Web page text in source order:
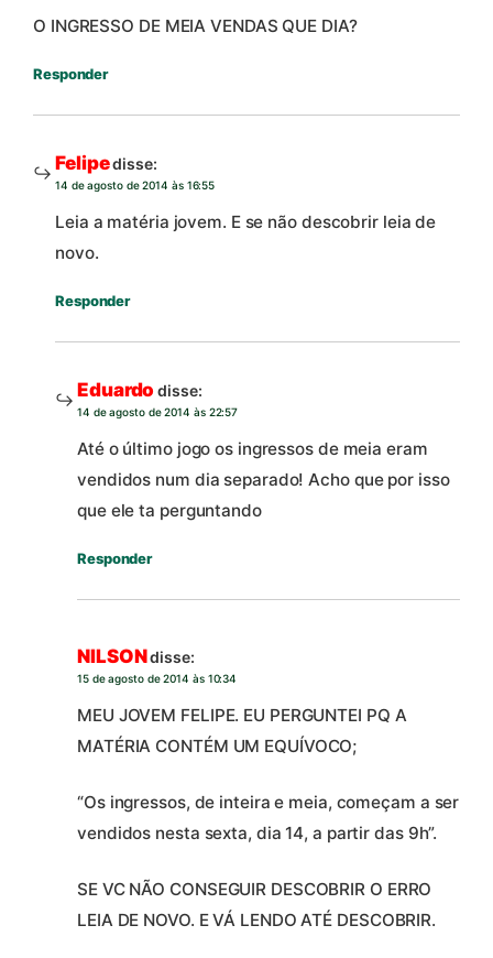
O INGRESSO DE MEIA VENDAS QUE DIA?
Responder
Felipedisse:
14 de agosto de 2014 às 16:55
Leia a matéria jovem. E se não descobrir leia de
novo.
Responder
Eduardo disse:
14 de agosto de 2014 às 22:57
Até o último jogo os ingressos de meia eram
vendidos num dia separado! Acho que por isso
que ele ta perguntando
Responder
NILSONdisse:
15 de agosto de 2014 às 10:34
MEU JOVEM FELIPE. EU PERGUNTEI PQ A
MATÉRIA CONTÉM UM EQUÍVOCO;
“Os ingressos, de inteira e meia, começam a ser
vendidos nesta sexta, dia 14, a partir das 9h”.
SE VC NÃO CONSEGUIR DESCOBRIR O ERRO
LEIA DE NOVO. E VÁ LENDO ATÉ DESCOBRIR.